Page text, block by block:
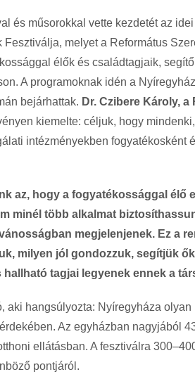
és műsorokkal vette kezdetét az
melyet a Református
élők és családtagjaik,
A programoknak idén a
bejárhattak. Dr. Czibere Károly,
kiemelte: céljuk, hogy
intézményekben fogyatékosként
az, hogy a fogyatékossággal élő
minél több alkalmat
megjelenjenek. Ez a
milyen jól gondozzuk, segítjük
tagjai legyenek ennek a
aki hangsúlyozta: Nyíregyháza
Az egyházban nagyjából
ellátásban. A fesztiválra
pontjáról.